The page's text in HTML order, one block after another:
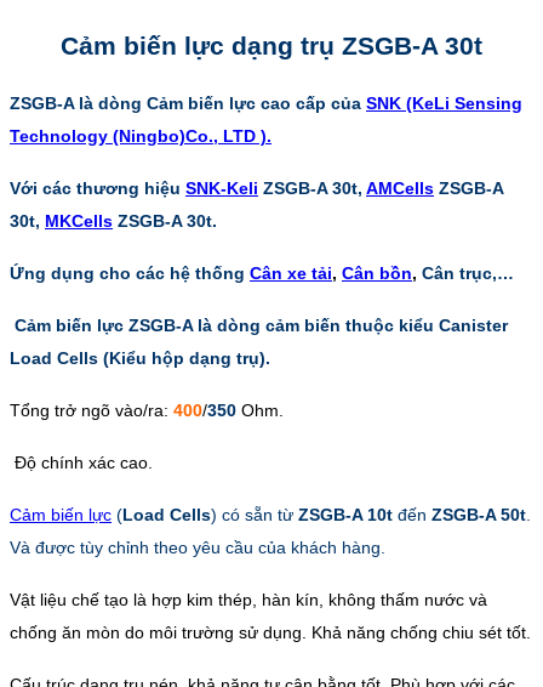
Cảm biến lực dạng trụ ZSGB-A 30t
ZSGB-A là dòng Cảm biến lực cao cấp của SNK (KeLi Sensing
Technology (Ningbo)Co., LTD ).
Với các thương hiệu SNK-Keli ZSGB-A 30t, AMCells ZSGB-A
30t, MKCells ZSGB-A 30t.
Ứng dụng cho các hệ thống Cân xe tải, Cân bồn, Cân trục,…
Cảm biến lực ZSGB-A là dòng cảm biến thuộc kiểu Canister
Load Cells (Kiểu hộp dạng trụ).
Tổng trở ngõ vào/ra: 400/350 Ohm.
Độ chính xác cao.
Cảm biến lực (Load Cells) có sẵn từ ZSGB-A 10t đến ZSGB-A 50t.
Và được tùy chỉnh theo yêu cầu của khách hàng.
Vật liệu chế tạo là hợp kim thép, hàn kín, không thấm nước và
chống ăn mòn do môi trường sử dụng. Khả năng chống chiu sét tốt.